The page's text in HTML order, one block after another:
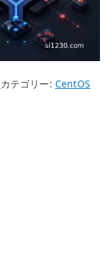
カテゴリー: CentOS